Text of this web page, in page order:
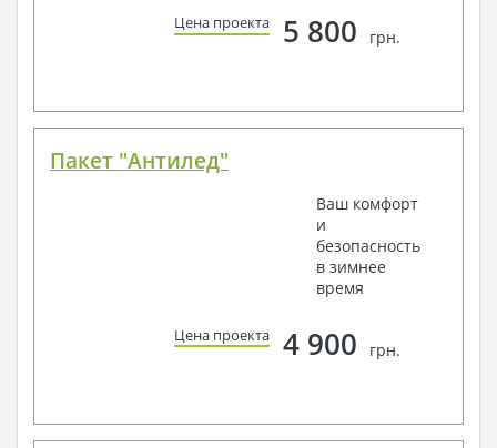
Цена проекта 5 800 грн.
Пакет "Антилед"
Ваш комфорт
и
безопасность
в зимнее
время
Цена проекта 4 900 грн.